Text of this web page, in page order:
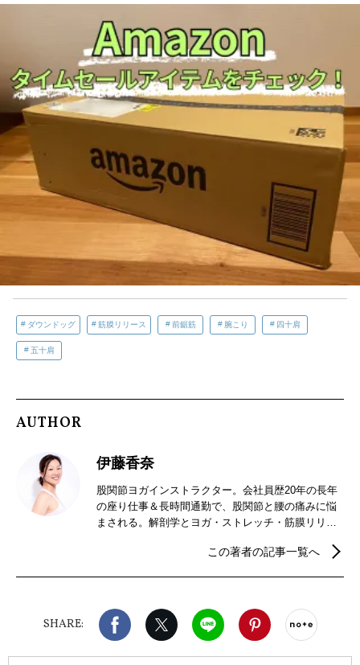
ダウンドッグ 筋膜リリース 前鋸筋 腕こり 四十肩
五十肩
AUTHOR
伊藤香奈
股関節ヨガインストラクター。会社員歴20年の長年
の座り仕事＆長時間通勤で、股関節と腰の痛みに悩
まされる。解剖学とヨガ・ストレッチ・筋膜リリー
をもとに、オリジナルメソッド「股関節ヨガ」を考
や便秘解消といった女性に嬉しい効果もあると人気
が広まっている。
この著者の記事一覧へ
SHARE:
Facebook X（旧twitter）
LINE Pinterest